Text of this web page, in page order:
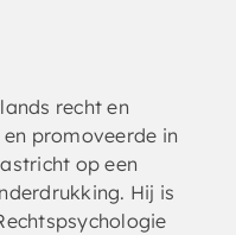
recht en
promoveerde in
op een
Hij is